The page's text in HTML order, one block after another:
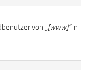
von „[www]“in